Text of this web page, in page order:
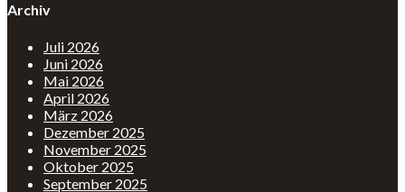
Archiv
Juli 2026
Juni 2026
Mai 2026
April 2026
März 2026
Dezember 2025
November 2025
Oktober 2025
September 2025